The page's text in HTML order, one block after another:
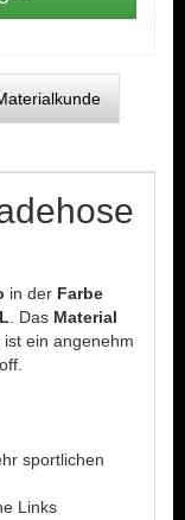
in der Farbe
. Das Material
ist ein angenehm
sportlichen
Links